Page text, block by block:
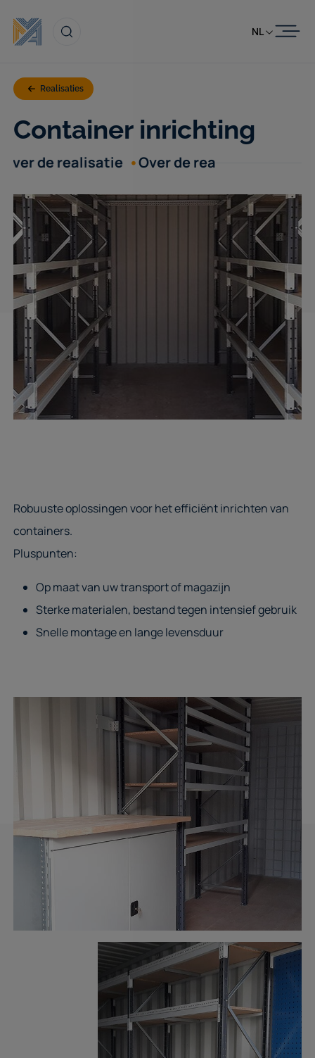
NL
Realisaties
Container inrichting
de realisatie Over de realisatie
Robuuste oplossingen voor het efficiënt inrichten van
containers.
Pluspunten:
Op maat van uw transport of magazijn
Sterke materialen, bestand tegen intensief gebruik
Snelle montage en lange levensduur